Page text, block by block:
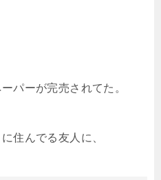
パーが完売されてた。
住んでる友人に、